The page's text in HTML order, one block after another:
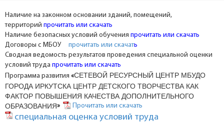
Наличие на законном основании зданий, помещений,
территорий прочитать или скачать
Наличие безопасных условий обучения прочитать или скачать
Договоры с МБОУ прочитать или скачать
Сводная ведомость результатов проведения специальной оценки
условий труда прочитать или скачать
Программа развития «СЕТЕВОЙ РЕСУРСНЫЙ ЦЕНТР МБУДО
ГОРОДА ИРКУТСКА ЦЕНТР ДЕТСКОГО ТВОРЧЕСТВА КАК
ФАКТОР ПОВЫШЕНИЯ КАЧЕСТВА ДОПОЛНИТЕЛЬНОГО
ОБРАЗОВАНИЯ» Прочитать или скачать
специальная оценка условий труда